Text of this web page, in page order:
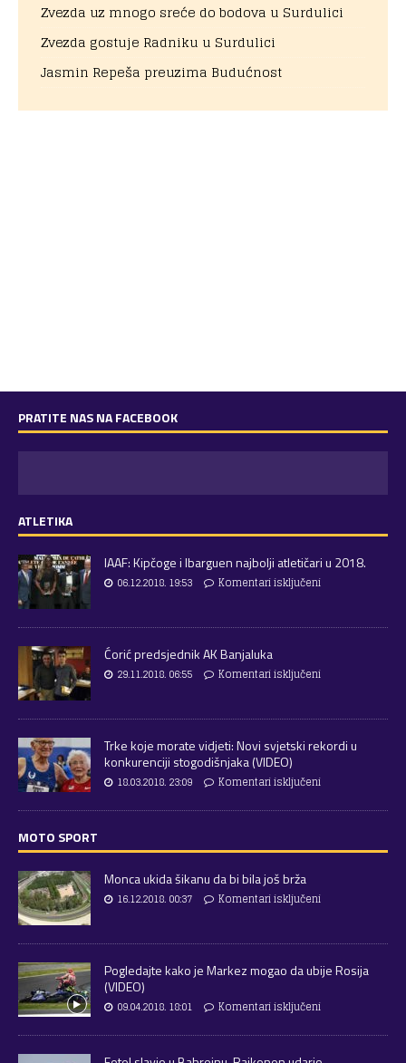
Zvezda uz mnogo sreće do bodova u Surdulici
Zvezda gostuje Radniku u Surdulici
Jasmin Repeša preuzima Budućnost
PRATITE NAS NA FACEBOOK
ATLETIKA
IAAF: Kipčoge i Ibarguen najbolji atletičari u 2018.
06.12.2018. 19:53 Komentari isključeni
Ćorić predsjednik AK Banjaluka
29.11.2018. 06:55 Komentari isključeni
Trke koje morate vidjeti: Novi svjetski rekordi u
konkurenciji stogodišnjaka (VIDEO)
18.03.2018. 23:09 Komentari isključeni
MOTO SPORT
Monca ukida šikanu da bi bila još brža
16.12.2018. 00:37 Komentari isključeni
Pogledajte kako je Markez mogao da ubije Rosija
(VIDEO)
09.04.2018. 18:01 Komentari isključeni